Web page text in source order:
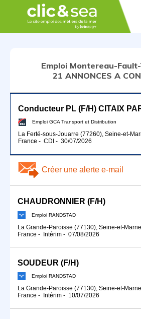
Emploi Montereau-
21 ANNONCES A
Emploi GCA Transport et Distribution
La Ferté-sous-Jouarre (77260), Seine-et-
France - CDI - 30/07/2026
Créer une alerte e-mail
CHAUDRONNIER (F/H)
Emploi RANDSTAD
La Grande-Paroisse (77130), Seine-et-
France - Intérim - 07/08/2026
SOUDEUR (F/H)
Emploi RANDSTAD
La Grande-Paroisse (77130), Seine-et-
France - Intérim - 10/07/2026